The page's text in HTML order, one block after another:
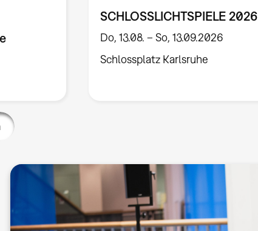
SCHLOSSLICHTSPIELE 2026
Do, 13.08. – So, 13.09.2026
Schlossplatz Karlsruhe